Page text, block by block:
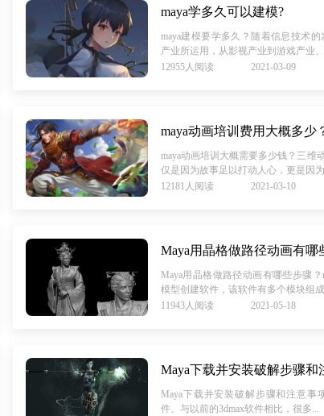
maya学多久可以建模?
maya建模要学多久？随着信息技术
产业所运用，从影视产业到游戏产业
12955人阅读
2021-03-09
maya动画培训费用大概多少
maya动画培训大概需要多少钱？三维
仅是因为故事足以打动人心，更是因
12181人阅读
2021-03-10
Maya用晶格做路径动画有哪
Maya用晶格做路径动画有哪些步骤
模型创建软件，该软件有多个模块组
11943人阅读
2021-05-18
Maya下载并安装破解步骤和
Maya下载并安装破解步骤和注意事
件。与以前的3dmax软件相比，很多...